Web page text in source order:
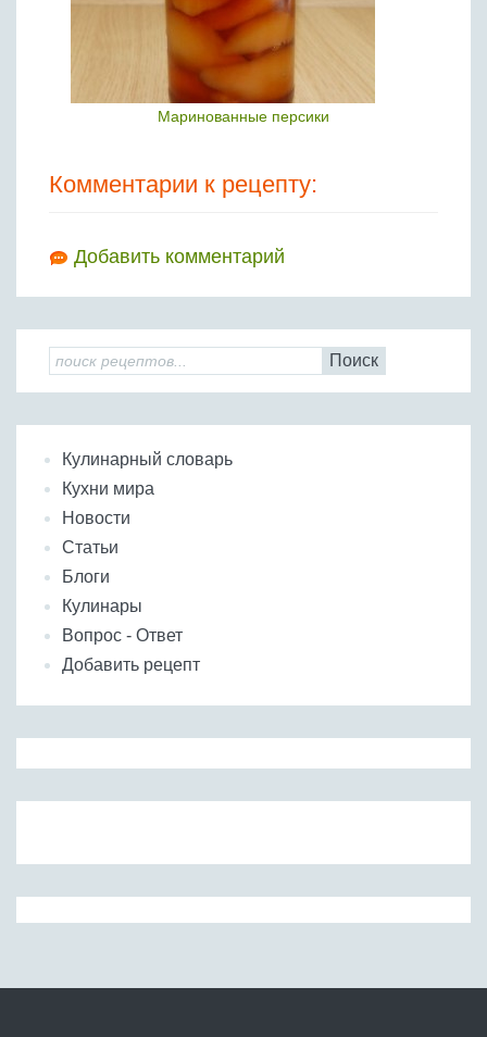
Маринованные персики
Комментарии к рецепту:
Добавить комментарий
Поиск
Кулинарный словарь
Кухни мира
Новости
Статьи
Блоги
Кулинары
Вопрос - Ответ
Добавить рецепт